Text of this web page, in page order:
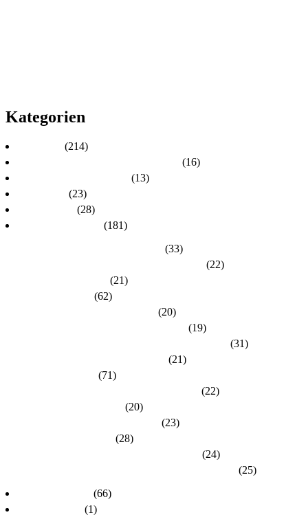
Kategorien
(214)
(16)
(13)
(23)
(28)
(181)
(33)
(22)
(21)
(62)
(20)
(19)
(31)
(21)
(71)
(22)
(20)
(23)
(28)
(24)
(25)
(66)
(1)